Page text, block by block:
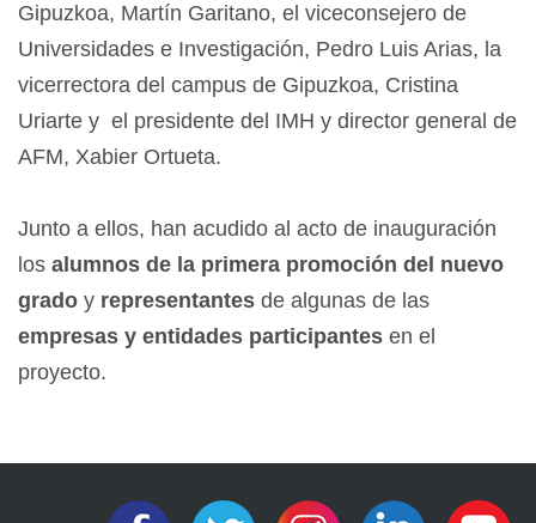
Gipuzkoa, Martín Garitano, el viceconsejero de
Universidades e Investigación, Pedro Luis Arias, la
vicerrectora del campus de Gipuzkoa, Cristina
Uriarte y el presidente del IMH y director general de
AFM, Xabier Ortueta.
Junto a ellos, han acudido al acto de inauguración
los alumnos de la primera promoción del nuevo
grado y representantes de algunas de las
empresas y entidades participantes en el
proyecto.